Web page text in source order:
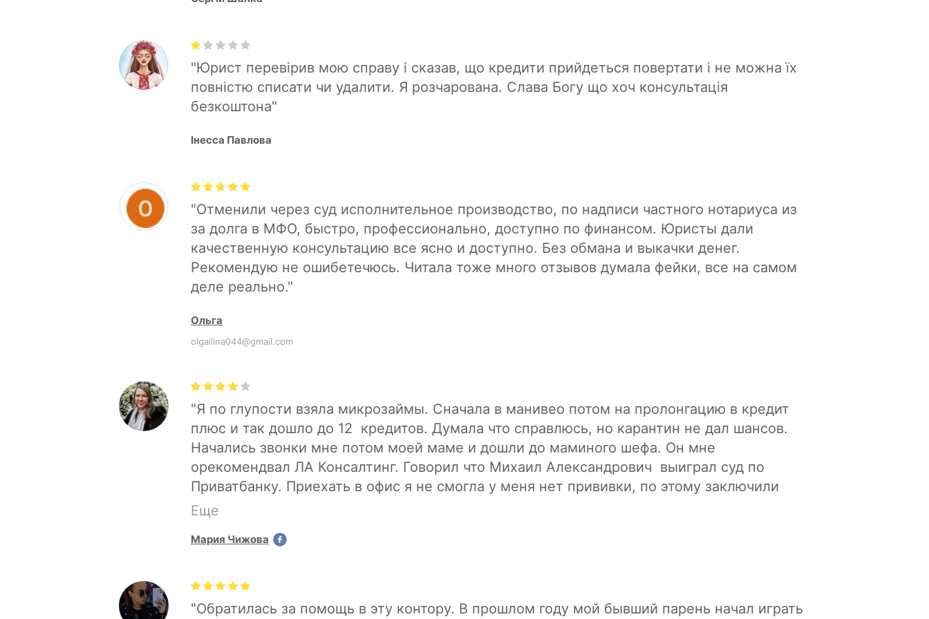
Дай Бог вам Здоров'я!
"
"Юрист перевірив мою справу і сказав, що кредити прийдеться повертати і не можна їх
повністю списати чи удалити. Я розчарована. Слава Богу що хоч консультація
безкоштона"
Інесса Павлова
"Отменили через суд исполнительное производство, по надписи частного нотариуса из
за долга в МФО, быстро, профессионально, доступно по финансом. Юристы дали
качественную консультацию все ясно и доступно. Без обмана и выкачки денег.
Рекомендую не ошибетечюсь. Читала тоже много отзывов думала фейки, все на самом
деле реально."
Ольга
olgailina044@gmail.com
"Я по глупости взяла микрозаймы. Сначала в манивео потом на пролонгацию в кредит
плюс и так дошло до 12 кредитов. Думала что справлюсь, но карантин не дал шансов.
Начались звонки мне потом моей маме и дошли до маминого шефа. Он мне
орекомендвал ЛА Консалтинг. Говорил что Михаил Александрович выиграл суд по
Приватбанку. Приехать в офис я не смогла у меня нет прививки, по этому заключили
электронный договор. Неделю они готовили документы и отправили мне Новой Почтой.
письма. Некоторые согласились закрыть за тело, там где с процентами дали
довольна, спасибо вам большое"
Еще
Мария Чижова
"Обратилась за помощь в эту контору. В прошлом году мой бывший парень начал играть